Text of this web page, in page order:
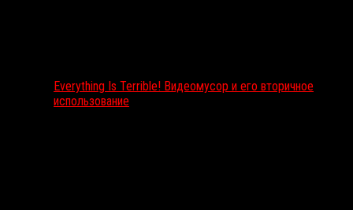
Everything Is Terrible! Видеомусор и его вторичное
использование